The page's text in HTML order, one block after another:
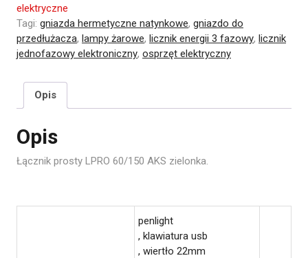
elektryczne
Tagi: gniazda hermetyczne natynkowe, gniazdo do
przedłużacza, lampy żarowe, licznik energii 3 fazowy, licznik
jednofazowy elektroniczny, osprzęt elektryczny
Opis
Opis
Łącznik prosty LPRO 60/150 AKS zielonka.
penlight
, klawiatura usb
, wiertło 22mm